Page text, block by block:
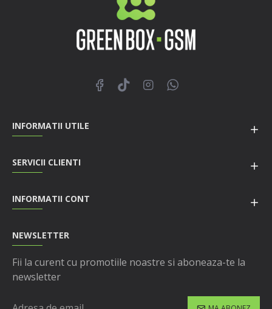
INFORMATII UTILE
SERVICII CLIENTI
INFORMATII CONT
NEWSLETTER
Fii la curent cu promotiile noastre si aboneaza-te la
newsletter